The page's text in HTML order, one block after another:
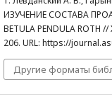
ИЗУЧЕНИЕ СОСТАВА
BETULA PENDULA ROTH
206. URL: https://
Другие форматы